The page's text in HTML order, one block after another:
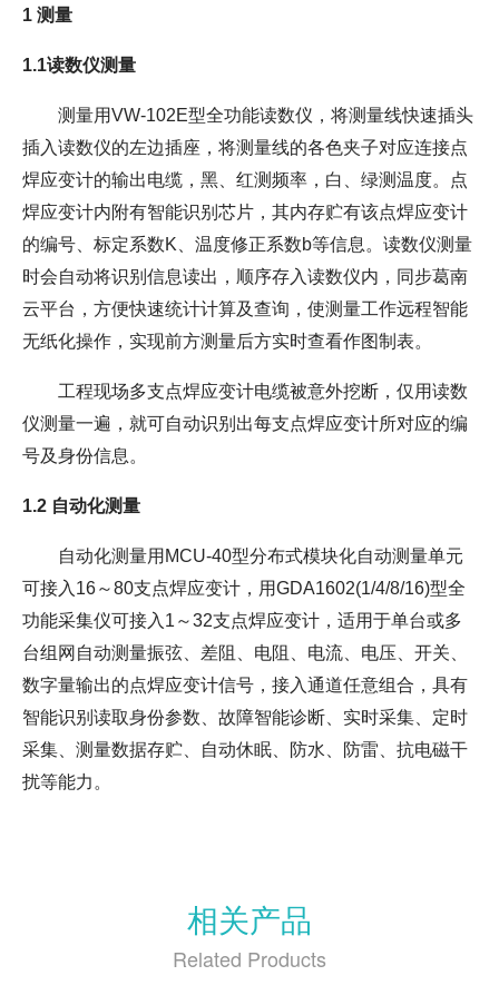
1 测量
1.1读数仪测量
测量用VW-102E型全功能读数仪，将测量线快速插头
插入读数仪的左边插座，将测量线的各色夹子对应连接点
焊应变计的输出电缆，黑、红测频率，白、绿测温度。点
焊应变计内附有智能识别芯片，其内存贮有该点焊应变计
的编号、标定系数K、温度修正系数b等信息。读数仪测量
时会自动将识别信息读出，顺序存入读数仪内，同步葛南
云平台，方便快速统计计算及查询，使测量工作远程智能
无纸化操作，实现前方测量后方实时查看作图制表。
工程现场多支点焊应变计电缆被意外挖断，仅用读数
仪测量一遍，就可自动识别出每支点焊应变计所对应的编
号及身份信息。
1.2 自动化测量
自动化测量用MCU-40型分布式模块化自动测量单元
可接入16～80支点焊应变计，用GDA1602(1/4/8/16)型全
功能采集仪可接入1～32支点焊应变计，适用于单台或多
台组网自动测量振弦、差阻、电阻、电流、电压、开关、
数字量输出的点焊应变计信号，接入通道任意组合，具有
智能识别读取身份参数、故障智能诊断、实时采集、定时
采集、测量数据存贮、自动休眠、防水、防雷、抗电磁干
扰等能力。
相关产品
Related Products